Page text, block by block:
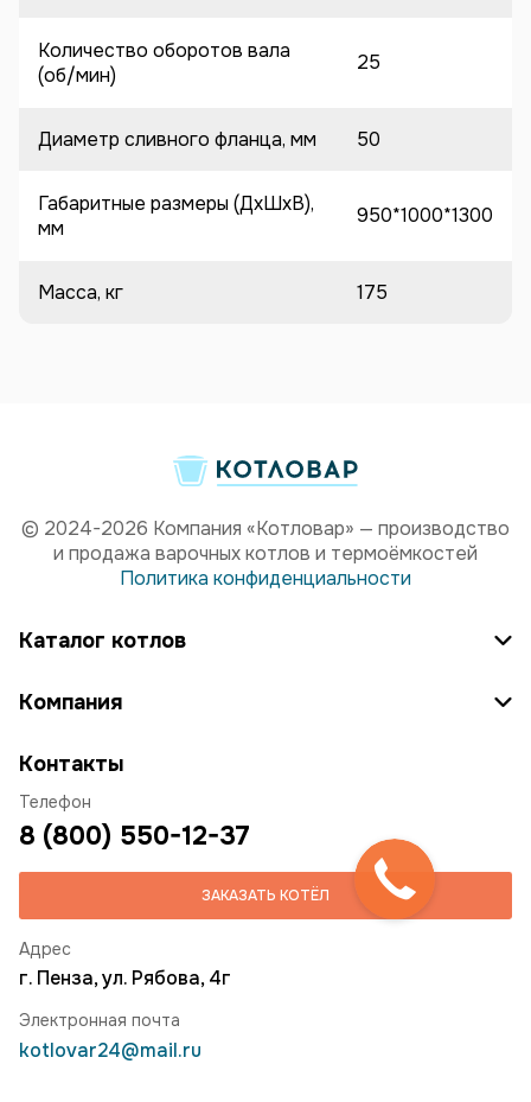
Количество оборотов вала
(об/мин)
25
Диаметр сливного фланца, мм 50
Габаритные размеры (ДхШхВ),
мм
950*1000*1300
Масса, кг 175
© 2024-2026 Компания «Котловар» — производство
и продажа варочных котлов и термоёмкостей
Политика конфиденциальности
Каталог котлов
Компания
Контакты
Телефон
8 (800) 550-12-37
ЗАКАЗАТЬ КОТЁЛ
Адрес
г. Пенза, ул. Рябова, 4г
Электронная почта
kotlovar24@mail.ru